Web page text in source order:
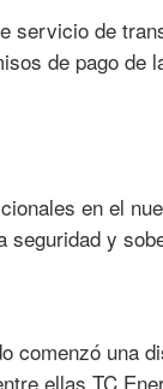
servicio de
de pago de
en el
y
comenzó una
ellas TC